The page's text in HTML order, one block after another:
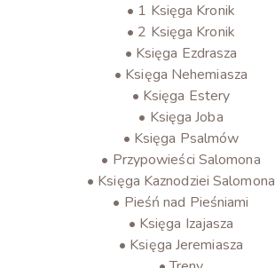
• 1 Księga Kronik
• 2 Księga Kronik
• Księga Ezdrasza
• Księga Nehemiasza
• Księga Estery
• Księga Joba
• Księga Psalmów
• Przypowieści Salomona
• Księga Kaznodziei Salomona
• Pieśń nad Pieśniami
• Księga Izajasza
• Księga Jeremiasza